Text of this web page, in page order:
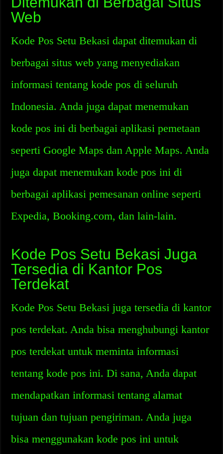
Web
Kode Pos Setu Bekasi dapat ditemukan di
berbagai situs web yang menyediakan
informasi tentang kode pos di seluruh
Indonesia. Anda juga dapat menemukan
kode pos ini di berbagai aplikasi pemetaan
seperti Google Maps dan Apple Maps. Anda
juga dapat menemukan kode pos ini di
berbagai aplikasi pemesanan online seperti
Expedia, Booking.com, dan lain-lain.
Kode Pos Setu Bekasi Juga
Tersedia di Kantor Pos
Terdekat
Kode Pos Setu Bekasi juga tersedia di kantor
pos terdekat. Anda bisa menghubungi kantor
pos terdekat untuk meminta informasi
tentang kode pos ini. Di sana, Anda dapat
mendapatkan informasi tentang alamat
tujuan dan tujuan pengiriman. Anda juga
bisa menggunakan kode pos ini untuk